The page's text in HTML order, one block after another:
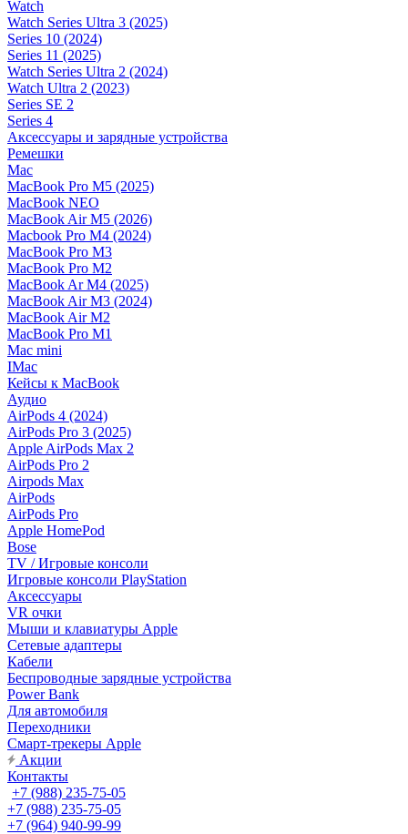
Watch
Watch Series Ultra 3 (2025)
Series 10 (2024)
Series 11 (2025)
Watch Series Ultra 2 (2024)
Watch Ultra 2 (2023)
Series SE 2
Series 4
Аксессуары и зарядные устройства
Ремешки
Mac
MacBook Pro M5 (2025)
MacBook NEO
MacBook Air M5 (2026)
Macbook Pro M4 (2024)
MacBook Pro M3
MacBook Pro M2
MacBook Ar M4 (2025)
MacBook Air M3 (2024)
MacBook Air M2
MacBook Pro M1
Mac mini
IMac
Кейсы к MacBook
Аудио
AirPods 4 (2024)
AirPods Pro 3 (2025)
Apple AirPods Max 2
AirPods Pro 2
Airpods Max
AirPods
AirPods Pro
Apple HomePod
Bose
TV / Игровые консоли
Игровые консоли PlayStation
Аксессуары
VR очки
Мыши и клавиатуры Apple
Сетевые адаптеры
Кабели
Беспроводные зарядные устройства
Power Bank
Для автомобиля
Переходники
Смарт-трекеры Apple
Акции
Контакты
+7 (988) 235-75-05
+7 (988) 235-75-05
+7 (964) 940-99-99